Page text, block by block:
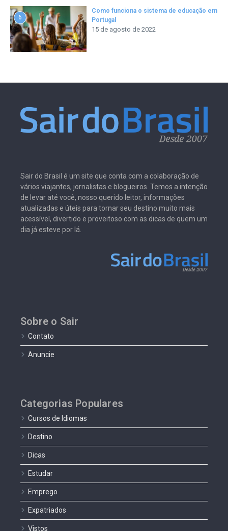
6
Como funciona o sistema de educação em
Portugal
15 de agosto de 2022
Sair do Brasil é um site que conta com a colaboração de
vários viajantes, jornalistas e blogueiros. Temos a intenção
de levar até você, nosso querido leitor, informações
atualizadas e úteis para tornar seu destino muito mais
acessível, divertido e proveitoso com as dicas de quem um
dia já esteve por lá.
Sobre o Sair
Contato
Anuncie
Categorias Populares
Cursos de Idiomas
Destino
Dicas
Estudar
Emprego
Expatriados
Vistos